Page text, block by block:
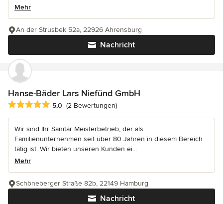
Mehr
Nachricht
An der Strusbek 52a, 22926 Ahrensburg
Hanse-Bäder Lars Niefünd GmbH
Durchschnittliche Bewertung: 5 von 5 Sternen
5,0 (2 Bewertungen)
Wir sind Ihr Sanitär Meisterbetrieb, der als
Familienunternehmen seit über 80 Jahren in diesem Bereich
tätig ist. Wir bieten unseren Kunden ei...
Mehr
Nachricht
Schöneberger Straße 82b, 22149 Hamburg